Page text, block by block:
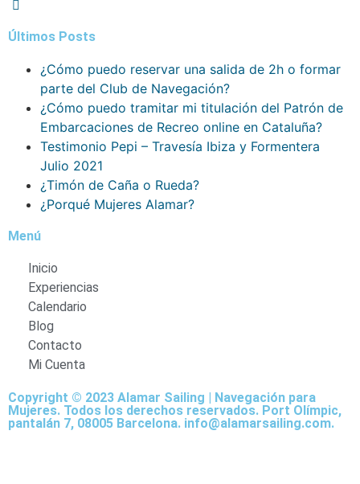
Últimos Posts
¿Cómo puedo reservar una salida de 2h o formar
parte del Club de Navegación?
¿Cómo puedo tramitar mi titulación del Patrón de
Embarcaciones de Recreo online en Cataluña?
Testimonio Pepi – Travesía Ibiza y Formentera
Julio 2021
¿Timón de Caña o Rueda?
¿Porqué Mujeres Alamar?
Menú
Inicio
Experiencias
Calendario
Blog
Contacto
Mi Cuenta
Copyright © 2023 Alamar Sailing | Navegación para
Mujeres. Todos los derechos reservados. Port Olímpic,
pantalán 7, 08005 Barcelona. info@alamarsailing.com.